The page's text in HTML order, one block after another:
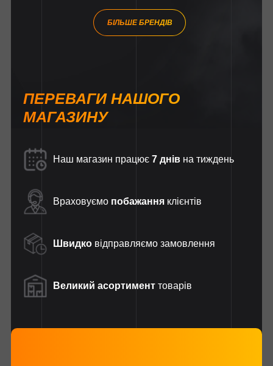
БІЛЬШЕ БРЕНДІВ
ПЕРЕВАГИ НАШОГО
МАГАЗИНУ
Наш магазин працює 7 днів на тиждень
Враховуємо побажання клієнтів
Швидко відправляємо замовлення
Великий асортимент товарів